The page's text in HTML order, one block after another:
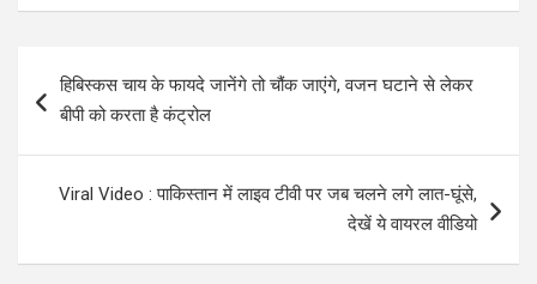
navigation
हिबिस्कस चाय के फायदे जानेंगे तो चौंक जाएंगे, वजन घटाने से लेकर
बीपी को करता है कंट्रोल
Viral Video : पाकिस्तान में लाइव टीवी पर जब चलने लगे लात-घूंसे,
देखें ये वायरल वीडियो